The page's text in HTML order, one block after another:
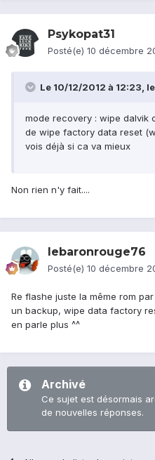
Psykopat31
Posté(e) 10 décembre
Le 10/12/2012 à 12:23,
mode recovery : wipe dalvik
de wipe factory data reset
vois déjà si ca va mieux
Non rien n'y fait....
lebaronrouge76
Posté(e) 10 décembre
Re flashe juste la même rom
un backup, wipe data factory
en parle plus ^^
Archivé
Ce sujet est désormais
de nouvelles réponses.